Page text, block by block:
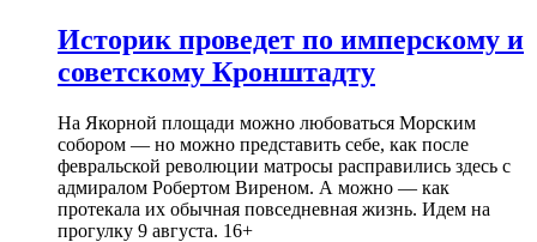
Историк проведет по имперскому и
советскому Кронштадту
На Якорной площади можно любоваться Морским
собором — но можно представить себе, как после
февральской революции матросы расправились здесь с
адмиралом Робертом Виреном. А можно — как
протекала их обычная повседневная жизнь. Идем на
прогулку 9 августа. 16+